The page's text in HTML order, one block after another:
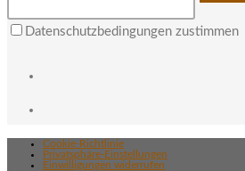
Datenschutzbedingungen zustimmen
Cookie-Richtlinie
Privatsphäre-Einstellungen
Einwilligungen widerrufen